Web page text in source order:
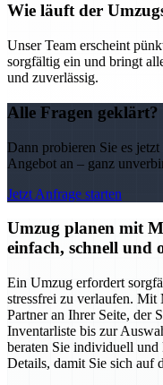
Wie läuft der
Unser Team erscheint
sorgfältig ein und bringt
und zuverlässig.
Alle Fragen geklärt?
Dann probieren Sie es
Angebot an – ganz
Jetzt Anfrage starten
Umzug planen mit
einfach, schnell und
Ein Umzug erfordert
stressfrei zu verlaufen. Mit
Partner an Ihrer Seite, der
Inventarliste bis zur
beraten Sie individuell und
Details, damit Sie sich auf